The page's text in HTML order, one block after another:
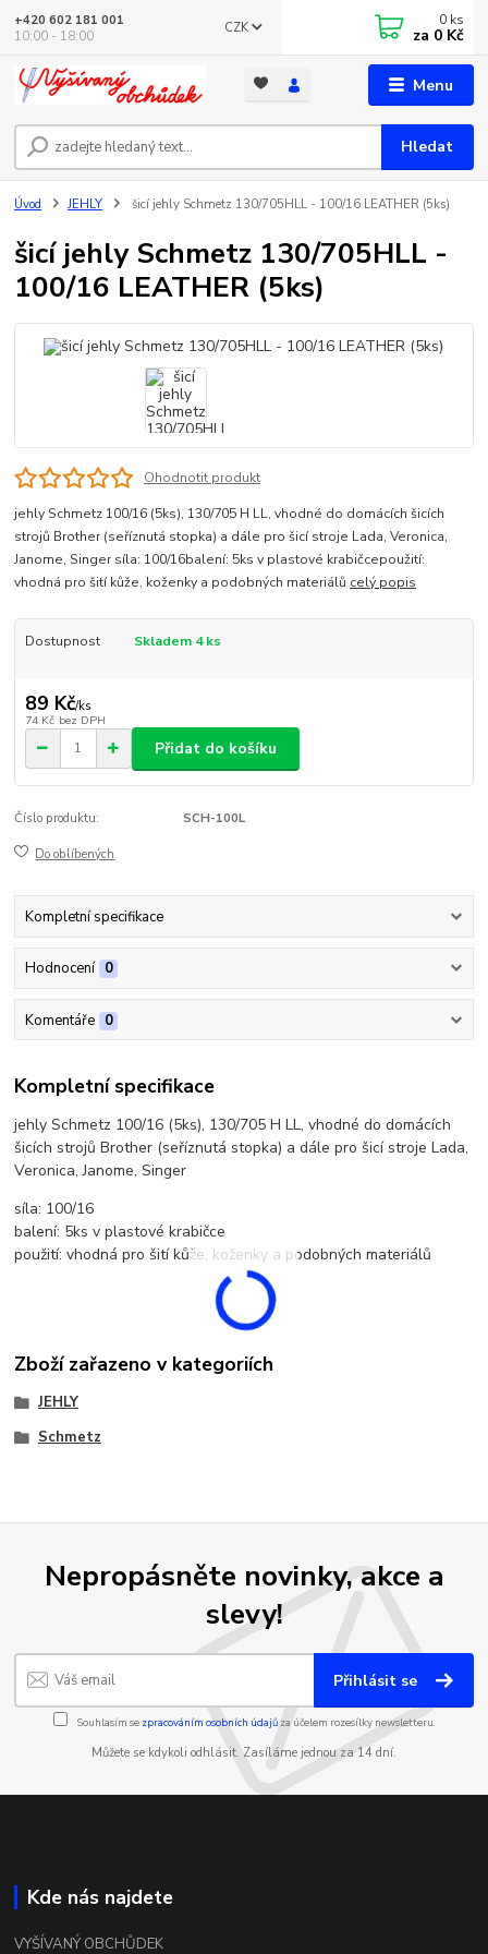
Menu
CZK
Hledat
+420 602 181 001
10:00 - 18:00
0 ks
za 0 Kč
Úvod JEHLY šicí jehly Schmetz 130/705HLL - 100/16 LEATHER (5ks)
šicí jehly Schmetz 130/705HLL -
100/16 LEATHER (5ks)
Ohodnotit produkt
jehly Schmetz 100/16 (5ks), 130/705 H LL, vhodné do domácích šicích
strojů Brother (seříznutá stopka) a dále pro šicí stroje Lada, Veronica,
Janome, Singer síla: 100/16balení: 5ks v plastové krabičcepoužití:
vhodná pro šití kůže, koženky a podobných materiálů celý popis
Dostupnost Skladem 4 ks
89 Kč/ks
74 Kč bez DPH
Přidat do košíku
Číslo produktu: SCH-100L
Do oblíbených
Kompletní specifikace
Hodnocení 0
Komentáře 0
Kompletní specifikace
jehly Schmetz 100/16 (5ks), 130/705 H LL, vhodné do domácích
šicích strojů Brother (seříznutá stopka) a dále pro šicí stroje Lada,
Veronica, Janome, Singer
síla: 100/16
balení: 5ks v plastové krabičce
použití: vhodná pro šití kůže, koženky a podobných materiálů
Zboží zařazeno v kategoriích
JEHLY
Schmetz
Nepropásněte novinky, akce a
slevy!
Přihlásit se
Souhlasím se zpracováním osobních údajůza účelem rozesílky newsletteru.
Můžete se kdykoli odhlásit. Zasíláme jednou za 14 dní.
Kde nás najdete
VYŠÍVANÝ OBCHŮDEK